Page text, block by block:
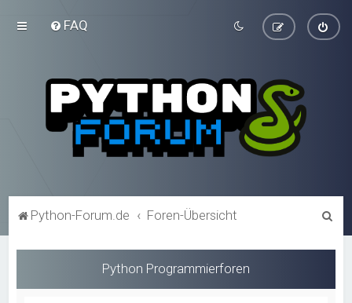
FAQ
Python-Forum.de Foren-Übersicht
Python Programmierforen